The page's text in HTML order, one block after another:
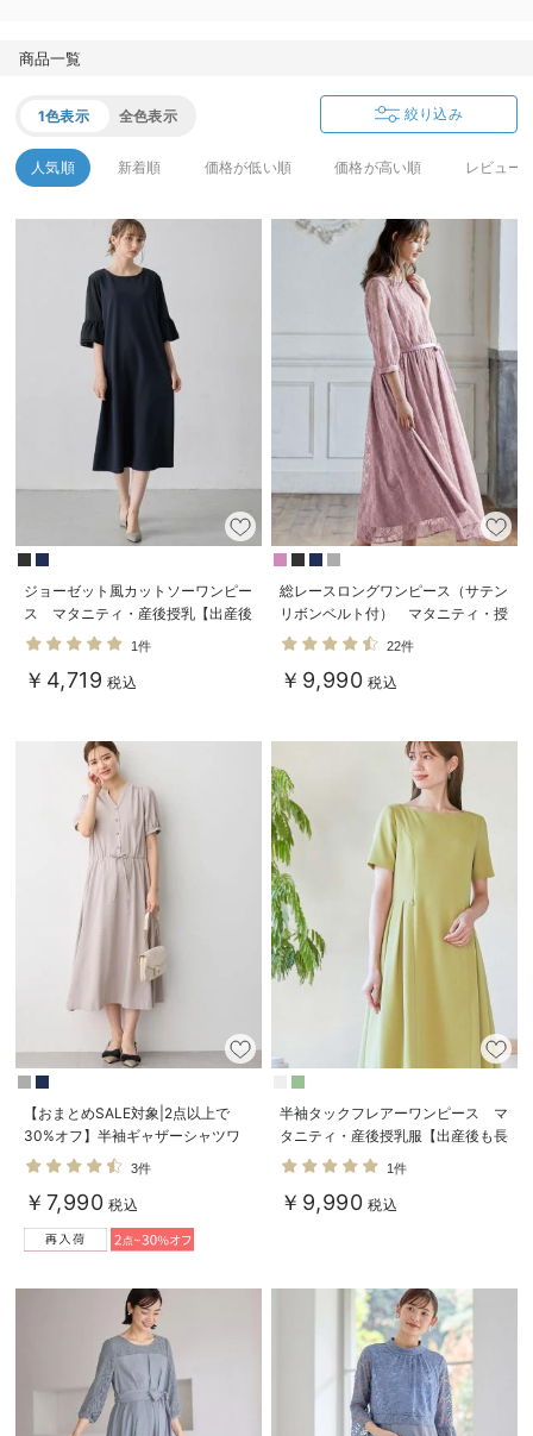
商品一覧
1色表示 全色表示 絞り込み
人気順 新着順 価格が低い順 価格が高い順 レビュー
ジョーゼット風カットソーワンピー
ス マタニティ・産後授乳【出産後
も長く使える】Rosemadame（ロ
1件
￥4,719 税込
総レースロングワンピース（サテン
リボンベルト付） マタニティ・授
乳服【出産後も長く使える】
22件
￥9,990 税込
【おまとめSALE対象|2点以上で
30%オフ】半袖ギャザーシャツワ
ンピース マタニティ・産後授乳服
【出産後も長く使える】
3件
￥7,990 税込
半袖タックフレアーワンピース マ
タニティ・産後授乳服【出産後も長
く使える】
1件
￥9,990 税込